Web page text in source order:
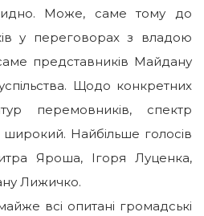
Може, саме тому до
у переговорах з владою
представників Майдану
Щодо конкретних
перемовників, спектр
Найбільше голосів
Яроша, Ігоря Луценка,
Лижичко.
всі опитані громадські